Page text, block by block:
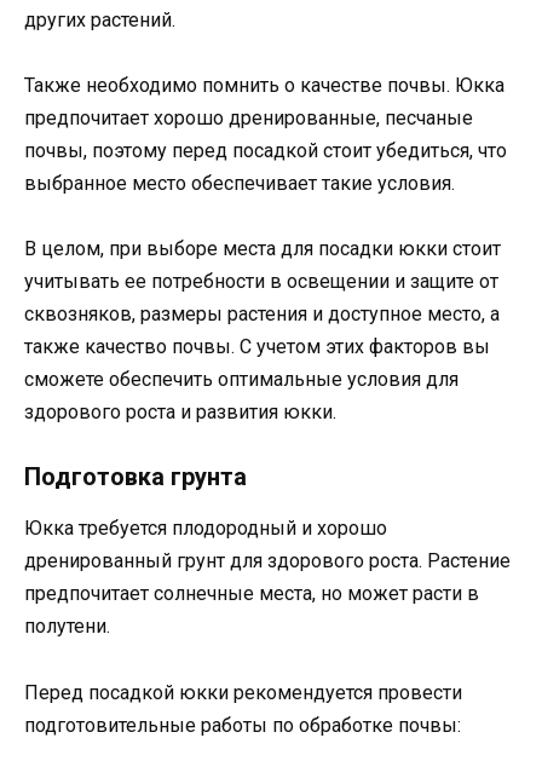
других растений.
Также необходимо помнить о качестве почвы. Юкка
предпочитает хорошо дренированные, песчаные
почвы, поэтому перед посадкой стоит убедиться, что
выбранное место обеспечивает такие условия.
В целом, при выборе места для посадки юкки стоит
учитывать ее потребности в освещении и защите от
сквозняков, размеры растения и доступное место, а
также качество почвы. С учетом этих факторов вы
сможете обеспечить оптимальные условия для
здорового роста и развития юкки.
Подготовка грунта
Юкка требуется плодородный и хорошо
дренированный грунт для здорового роста. Растение
предпочитает солнечные места, но может расти в
полутени.
Перед посадкой юкки рекомендуется провести
подготовительные работы по обработке почвы: